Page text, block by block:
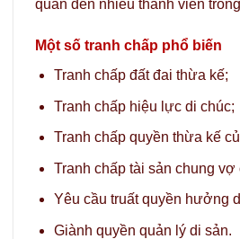
quan đến nhiều thành viên
Một số tranh chấp phổ biến
Tranh chấp đất đai thừa kế;
Tranh chấp hiệu lực di chúc;
Tranh chấp quyền thừa kế
Tranh chấp tài sản chung vợ
Yêu cầu truất quyền hưởng
Giành quyền quản lý di sản.